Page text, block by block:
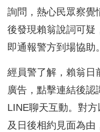
詢問，熱心民眾察覺
後發現賴翁說詞可疑
即通報警方到場協助。
經員警了解，賴翁日
廣告，點擊連結後認
LINE聊天互動。對
及日後相約見面為由